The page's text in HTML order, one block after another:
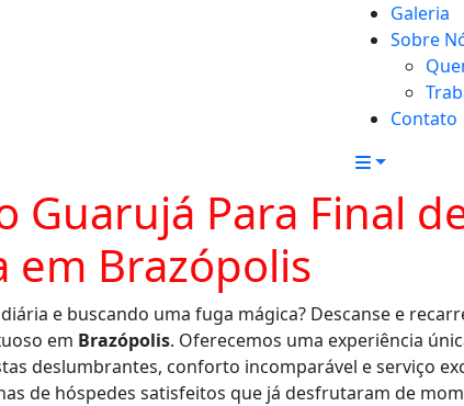
Galeria
Sobre
Contato
Guarujá Para Final
em Brazópolis
e buscando uma fuga mágica? Descanse e
em Brazópolis. Oferecemos uma experiência
deslumbrantes, conforto incomparável e serviço
de hóspedes satisfeitos que já desfrutaram de